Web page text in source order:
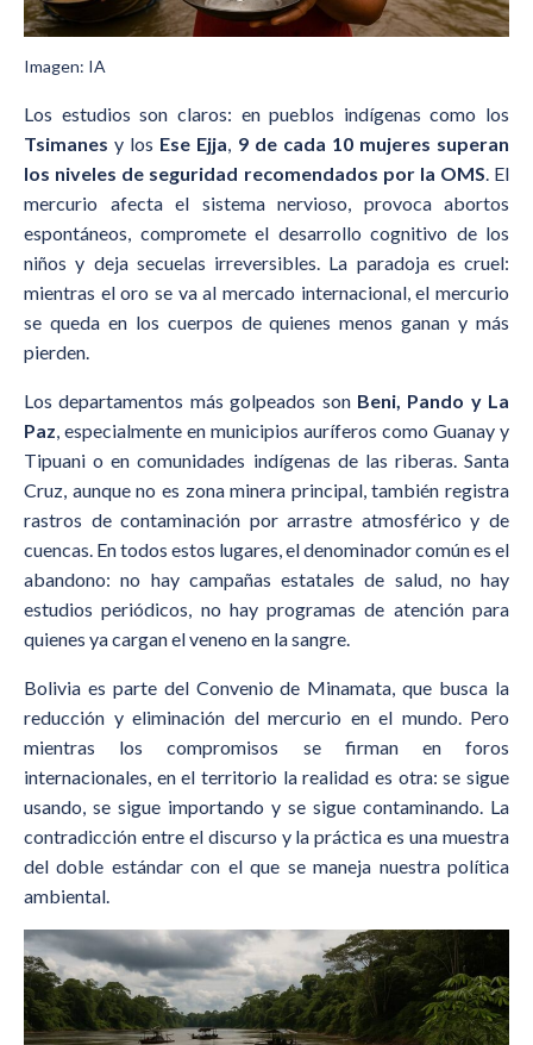
Imagen: IA
Los estudios son claros: en pueblos indígenas como los
Tsimanes y los Ese Ejja, 9 de cada 10 mujeres superan
los niveles de seguridad recomendados por la OMS. El
mercurio afecta el sistema nervioso, provoca abortos
espontáneos, compromete el desarrollo cognitivo de los
niños y deja secuelas irreversibles. La paradoja es cruel:
mientras el oro se va al mercado internacional, el mercurio
se queda en los cuerpos de quienes menos ganan y más
pierden.
Los departamentos más golpeados son Beni, Pando y La
Paz, especialmente en municipios auríferos como Guanay y
Tipuani o en comunidades indígenas de las riberas. Santa
Cruz, aunque no es zona minera principal, también registra
rastros de contaminación por arrastre atmosférico y de
cuencas. En todos estos lugares, el denominador común es el
abandono: no hay campañas estatales de salud, no hay
estudios periódicos, no hay programas de atención para
quienes ya cargan el veneno en la sangre.
Bolivia es parte del Convenio de Minamata, que busca la
reducción y eliminación del mercurio en el mundo. Pero
mientras los compromisos se firman en foros
internacionales, en el territorio la realidad es otra: se sigue
usando, se sigue importando y se sigue contaminando. La
contradicción entre el discurso y la práctica es una muestra
del doble estándar con el que se maneja nuestra política
ambiental.